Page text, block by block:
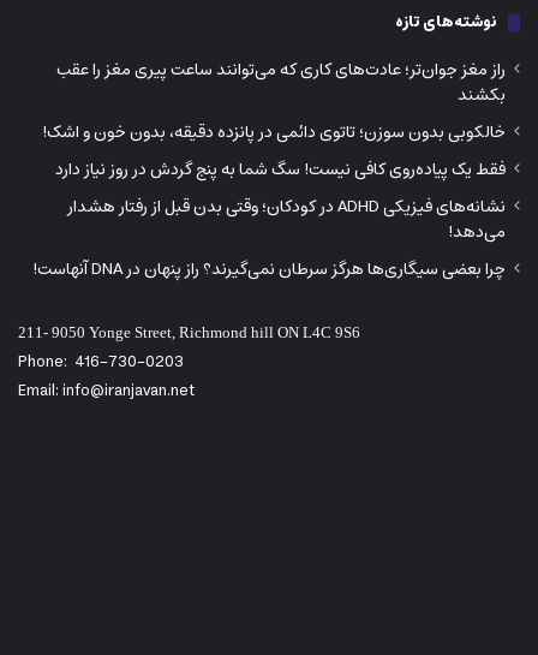
نوشته‌های تازه
راز مغز جوان‌تر؛ عادت‌های کاری که می‌توانند ساعت پیری مغز را عقب
بکشند
خالکوبی بدون سوزن؛ تاتوی دائمی در پانزده دقیقه، بدون خون و اشک!
فقط یک پیاده‌روی کافی نیست! سگ شما به پنج گردش در روز نیاز دارد
نشانه‌های فیزیکی ADHD در کودکان؛ وقتی بدن قبل از رفتار هشدار
می‌دهد!
چرا بعضی سیگاری‌ها هرگز سرطان نمی‌گیرند؟ راز پنهان در DNA آنهاست!
211- 9050 Yonge Street, Richmond hill ON L4C 9S6
Phone: 416-730-0203
Email: info@iranjavan.net